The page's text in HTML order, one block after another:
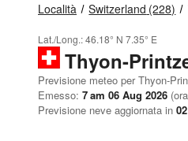
Località Switzerland (228)
Lat./Long.:46.18° N 7.35° E
Thyon-
Previsione meteo per Thyon-
Emesso: 7 am 06 Aug 2026
Previsione neve aggiornata in 02